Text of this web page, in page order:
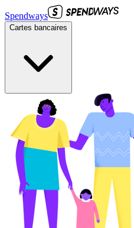
Spendways
Cartes bancaires